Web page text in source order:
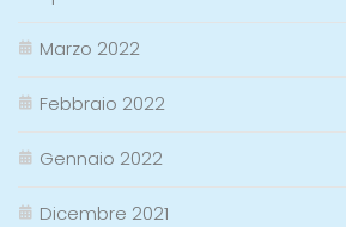
Marzo 2022
Febbraio 2022
Gennaio 2022
Dicembre 2021